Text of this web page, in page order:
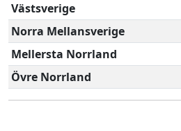
Västsverige
Norra Mellansverige
Mellersta Norrland
Övre Norrland